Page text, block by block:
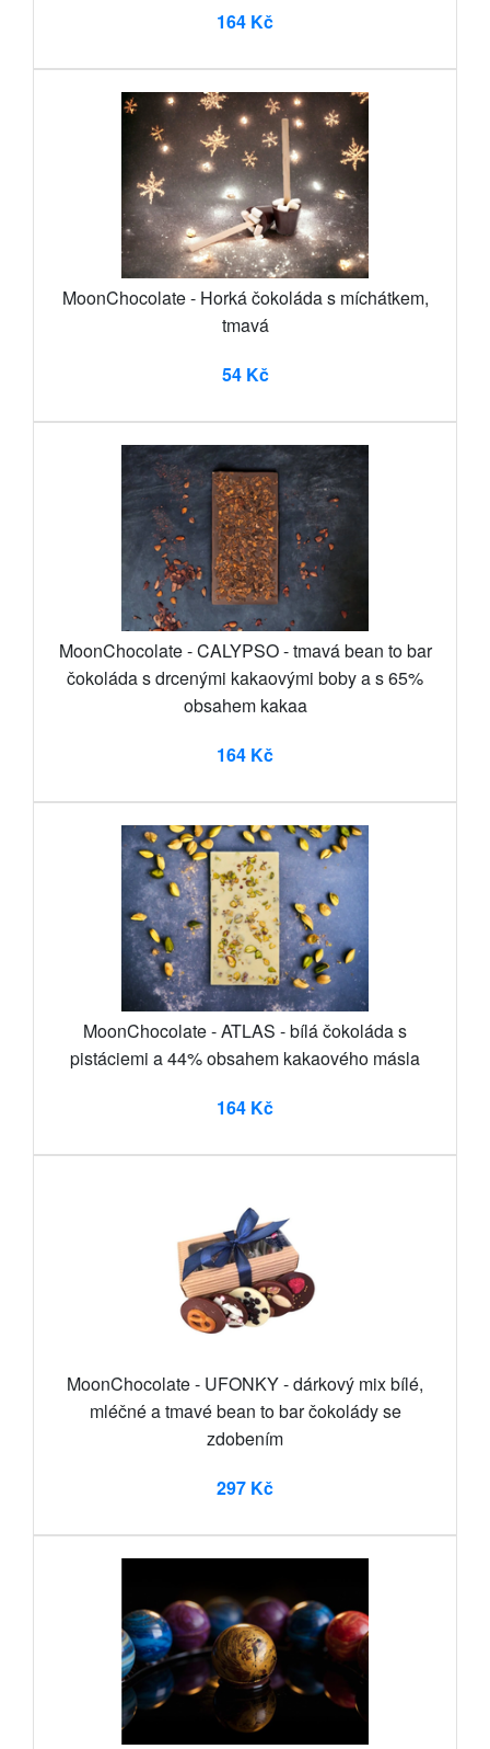
164 Kč
MoonChocolate - Horká čokoláda s míchátkem,
tmavá
54 Kč
MoonChocolate - CALYPSO - tmavá bean to bar
čokoláda s drcenými kakaovými boby a s 65%
obsahem kakaa
164 Kč
MoonChocolate - ATLAS - bílá čokoláda s
pistáciemi a 44% obsahem kakaového másla
164 Kč
MoonChocolate - UFONKY - dárkový mix bílé,
mléčné a tmavé bean to bar čokolády se
zdobením
297 Kč